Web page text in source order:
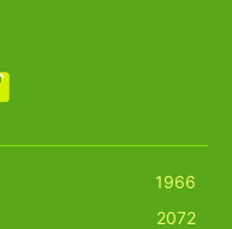
1966
2072